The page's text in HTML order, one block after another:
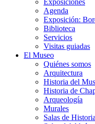
Exposiciones
Agenda
Exposición:
Biblioteca
Servicios
Visitas guiadas
El Museo
Quiénes somos
Arquitectura
Historia del
Historia de
Arqueología
Murales
Salas de Historia